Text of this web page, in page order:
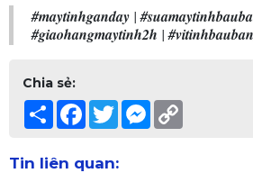
#maytinhganday |
#giaohangmaytinh2h |
Chia sẻ:
Share Facebook
TwitterMessenger
Tin liên quan: